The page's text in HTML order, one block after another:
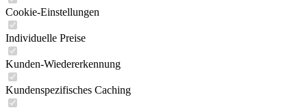
Cookie-Einstellungen
Individuelle Preise
Kunden-Wiedererkennung
Kundenspezifisches Caching